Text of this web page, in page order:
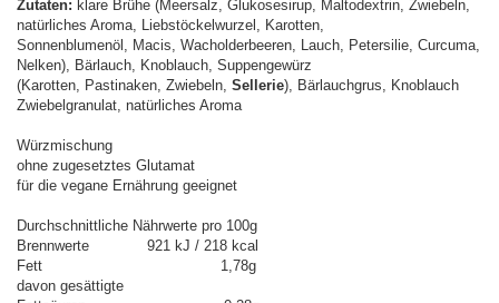
Zutaten: klare Brühe (Meersalz, Glukosesirup, Maltodextrin, Zwiebeln,
natürliches Aroma, Liebstöckelwurzel, Karotten,
Sonnenblumenöl, Macis, Wacholderbeeren, Lauch, Petersilie, Curcuma,
Nelken), Bärlauch, Knoblauch, Suppengewürz
(Karotten, Pastinaken, Zwiebeln, Sellerie), Bärlauchgrus, Knoblauch
Zwiebelgranulat, natürliches Aroma
Würzmischung
ohne zugesetztes Glutamat
für die vegane Ernährung geeignet
Durchschnittliche Nährwerte pro 100g
Brennwerte 921 kJ / 218 kcal
Fett 1,78g
davon gesättigte